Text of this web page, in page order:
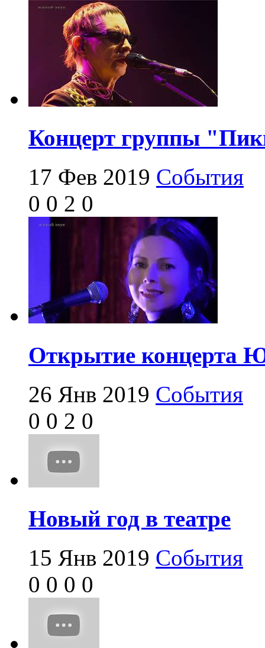
Концерт группы
17 Фев 2019 События
0 0 2 0
Открытие концерта
26 Янв 2019 События
0 0 2 0
Новый год в театре
15 Янв 2019 События
0 0 0 0